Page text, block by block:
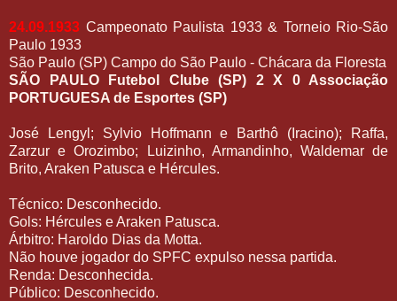
24.09.1933 Campeonato Paulista 1933 & Torneio Rio-São
Paulo 1933
São Paulo (SP) Campo do São Paulo - Chácara da Floresta
SÃO PAULO Futebol Clube (SP) 2 X 0 Associação
PORTUGUESA de Esportes (SP)
José Lengyl; Sylvio Hoffmann e Barthô (Iracino); Raffa,
Zarzur e Orozimbo; Luizinho, Armandinho, Waldemar de
Brito, Araken Patusca e Hércules.
Técnico: Desconhecido.
Gols: Hércules e Araken Patusca.
Árbitro: Haroldo Dias da Motta.
Não houve jogador do SPFC expulso nessa partida.
Renda: Desconhecida.
Público: Desconhecido.